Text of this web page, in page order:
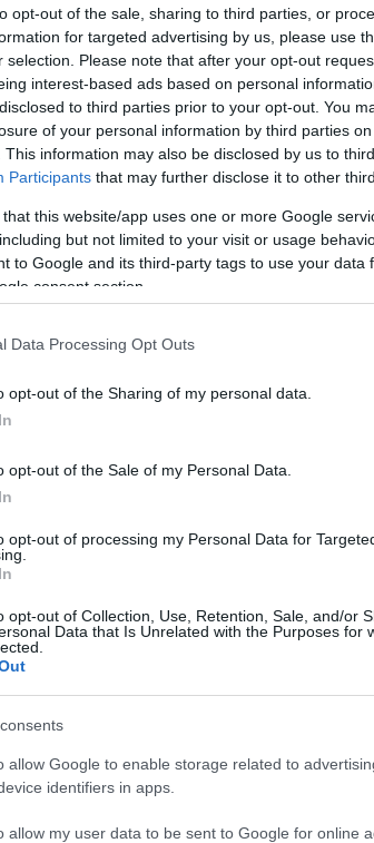
opt-out of the sale, sharing to third parties, or
for targeted advertising by us, please use
selection. Please note that after your opt-out
interest-based ads based on personal
to third parties prior to your opt-out. You
of your personal information by third parties on
This information may also be disclosed by us to
Participants that may further disclose it to other
that this website/app uses one or more Google
but not limited to your visit or usage
to Google and its third-party tags to use your data
consent section.
Data Processing Opt Outs
opt-out of the Sharing of my personal data.
opt-out of the Sale of my Personal Data.
opt-out of processing my Personal Data for
opt-out of Collection, Use, Retention, Sale, and/or
Data that Is Unrelated with the Purposes for
allow Google to enable storage related to
identifiers in apps.
allow my user data to be sent to Google for online
hogy Batykó a tárgyportré műfaját
és az absztrakt szemlélet egyedi
elkülöníthető
látványokat, jelenséget vizsgál. "Mindig
figuratív területek határvonala" -
eszközzel készül, amely egyprés és egy
penge lekaparja, amelyre feltorlódik egy
majd a penge az üres vásznon maga
az eljárásról.
is látható, az oktató képsorozatokat,
én felfestem az eredeti képet, és ezt az
a szerepek, a gép fest
utalásoktól, az év elején készült
CNN logóját tartalmazó 3 letters-t a Black
évben készült Hocus Potus című kép -
hasonlít a volt amerikai elnök profilképeire
Egyetem festő szakán.
támogatását, 2008 és 2011 között a
Díjra, 2011-ben megnyerte a Leopold
Hollandiában. 2007 óta művei